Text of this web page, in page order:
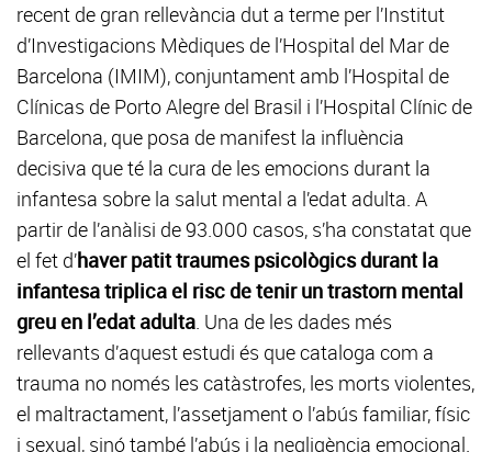
recent de gran rellevància dut a terme per l’Institut
d’Investigacions Mèdiques de l’Hospital del Mar de
Barcelona (IMIM), conjuntament amb l’Hospital de
Clínicas de Porto Alegre del Brasil i l’Hospital Clínic de
Barcelona, que posa de manifest la influència
decisiva que té la cura de les emocions durant la
infantesa sobre la salut mental a l’edat adulta. A
partir de l’anàlisi de 93.000 casos, s’ha constatat que
el fet d’haver patit traumes psicològics durant la
infantesa triplica el risc de tenir un trastorn mental
greu en l’edat adulta. Una de les dades més
rellevants d’aquest estudi és que cataloga com a
trauma no només les catàstrofes, les morts violentes,
el maltractament, l’assetjament o l’abús familiar, físic
i sexual, sinó també l’abús i la negligència emocional.